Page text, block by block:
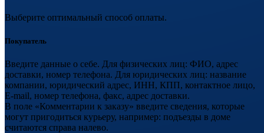
Выберите оптимальный способ оплаты.
Покупатель
Введите данные о себе. Для физических лиц: ФИО, адрес
доставки, номер телефона. Для юридических лиц: название
компании, юридический адрес, ИНН, КПП, контактное лицо,
E-mail, номер телефона, факс, адрес доставки.
В поле «Комментарии к заказу» введите сведения, которые
могут пригодиться курьеру, например: подъезды в доме
считаются справа налево.